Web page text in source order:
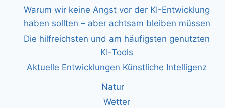
Warum wir keine Angst vor der KI-Entwicklung
haben sollten – aber achtsam bleiben müssen
Die hilfreichsten und am häufigsten genutzten
KI-Tools
Aktuelle Entwicklungen Künstliche Intelligenz
Natur
Wetter